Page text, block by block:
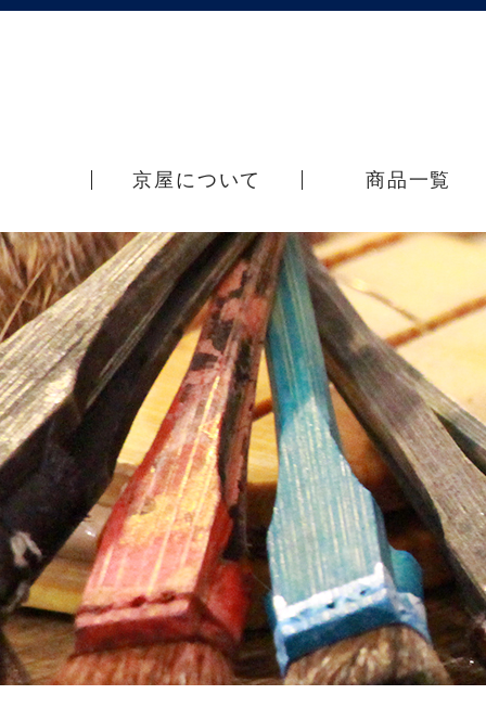
京屋について 商品一覧